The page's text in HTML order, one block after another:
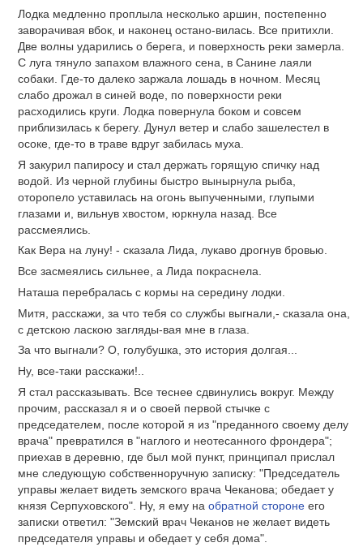
Лодка медленно проплыла несколько аршин, постепенно
заворачивая вбок, и наконец остано-вилась. Все притихли.
Две волны ударились о берега, и поверхность реки замерла.
С луга тянуло запахом влажного сена, в Санине лаяли
собаки. Где-то далеко заржала лошадь в ночном. Месяц
слабо дрожал в синей воде, по поверхности реки
расходились круги. Лодка повернула боком и совсем
приблизилась к берегу. Дунул ветер и слабо зашелестел в
осоке, где-то в траве вдруг забилась муха.
Я закурил папиросу и стал держать горящую спичку над
водой. Из черной глубины быстро вынырнула рыба,
оторопело уставилась на огонь выпученными, глупыми
глазами и, вильнув хвостом, юркнула назад. Все
рассмеялись.
Как Вера на луну! - сказала Лида, лукаво дрогнув бровью.
Все засмеялись сильнее, а Лида покраснела.
Наташа перебралась с кормы на середину лодки.
Митя, расскажи, за что тебя со службы выгнали,- сказала она,
с детскою ласкою загляды-вая мне в глаза.
За что выгнали? О, голубушка, это история долгая...
Ну, все-таки расскажи!..
Я стал рассказывать. Все теснее сдвинулись вокруг. Между
прочим, рассказал я и о своей первой стычке с
председателем, после которой я из "преданного своему делу
врача" превратился в "наглого и неотесанного фрондера";
приехав в деревню, где был мой пункт, принципал прислал
мне следующую собственноручную записку: "Председатель
управы желает видеть земского врача Чеканова; обедает у
князя Серпуховского". Ну, я ему на обратной стороне его
записки ответил: "Земский врач Чеканов не желает видеть
председателя управы и обедает у себя дома".